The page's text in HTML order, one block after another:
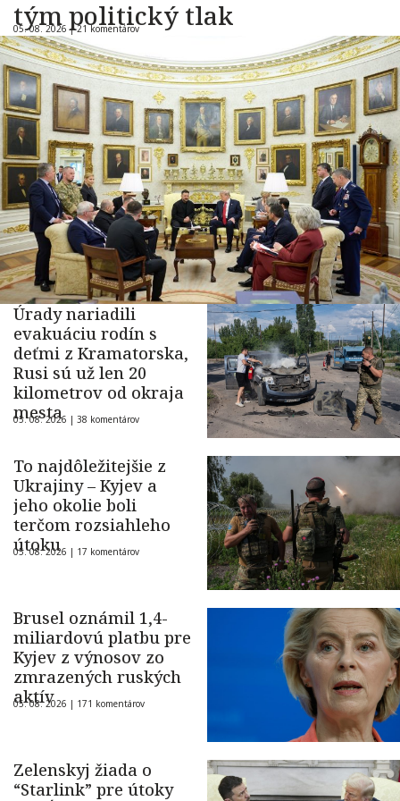
tým politický tlak
05. 08. 2026 |21 komentárov
Úrady nariadili
evakuáciu rodín s
deťmi z Kramatorska,
Rusi sú už len 20
kilometrov od okraja
mesta
05. 08. 2026 | 38 komentárov
To najdôležitejšie z
Ukrajiny – Kyjev a
jeho okolie boli
terčom rozsiahleho
útoku
05. 08. 2026 | 17 komentárov
Brusel oznámil 1,4-
miliardovú platbu pre
Kyjev z výnosov zo
zmrazených ruských
aktív
05. 08. 2026 | 171 komentárov
Zelenskyj žiada o
“Starlink” pre útoky